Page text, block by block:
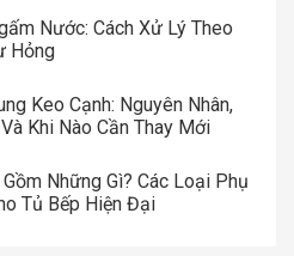
Nước: Cách Xử Lý Theo
Hỏng
Keo Cạnh: Nguyên Nhân,
Khi Nào Cần Thay Mới
Những Gì? Các Loại Phụ
Tủ Bếp Hiện Đại